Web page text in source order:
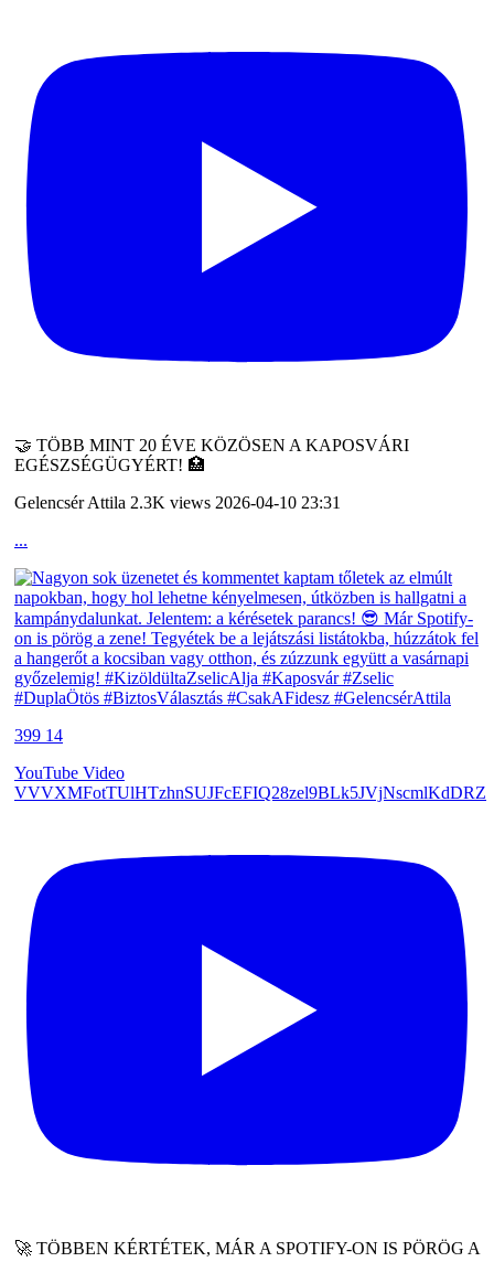
🤝 TÖBB MINT 20 ÉVE KÖZÖSEN A KAPOSVÁRI
EGÉSZSÉGÜGYÉRT! 🏥
Gelencsér Attila 2.3K views 2026-04-10 23:31
...
399 14
YouTube Video
VVVXMFotTUlHTzhnSUJFcEFIQ28zel9BLk5JVjNscmlKdDRZ
🚀 TÖBBEN KÉRTÉTEK, MÁR A SPOTIFY-ON IS PÖRÖG A